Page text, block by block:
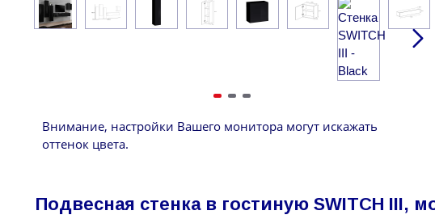
Внимание, настройки Вашего монитора могут искажать
оттенок цвета.
Подвесная стенка в гостиную SWITCH III,